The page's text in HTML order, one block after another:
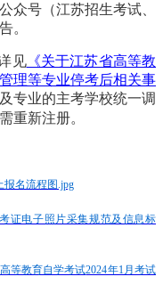
众号（江苏招生考试、
。
见《关于江苏省高等教
理等专业停考后相关事
专业的主考学校统一调
重新注册。
报名流程图.jpg
证电子照片采集规范及信息标
等教育自学考试2024年1月考试